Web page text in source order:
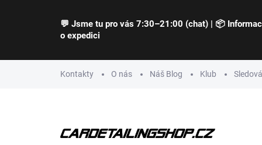
💬 Jsme tu pro vás 7:30–21:00 (chat) | 📦
o expedici
Kontakty O nás Náš Blog Klub